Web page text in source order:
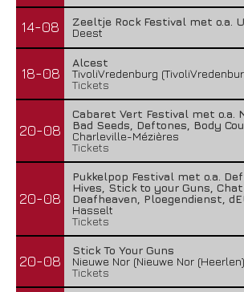
14-08
Zeeltje Rock Festival met o.a.
Deest
18-08
Alcest
TivoliVredenburg
Tickets
20-08
Cabaret Vert Festival met o.a.
Bad Seeds, Deftones, Body
Charleville-Mézières
Tickets
20-08
Pukkelpop Festival met o.a.
Hives, Stick to your Guns, Chat
Deafheaven, Ploegendienst,
Hasselt
Tickets
20-08
Stick To Your Guns
Nieuwe Nor (Nieuwe Nor
Tickets